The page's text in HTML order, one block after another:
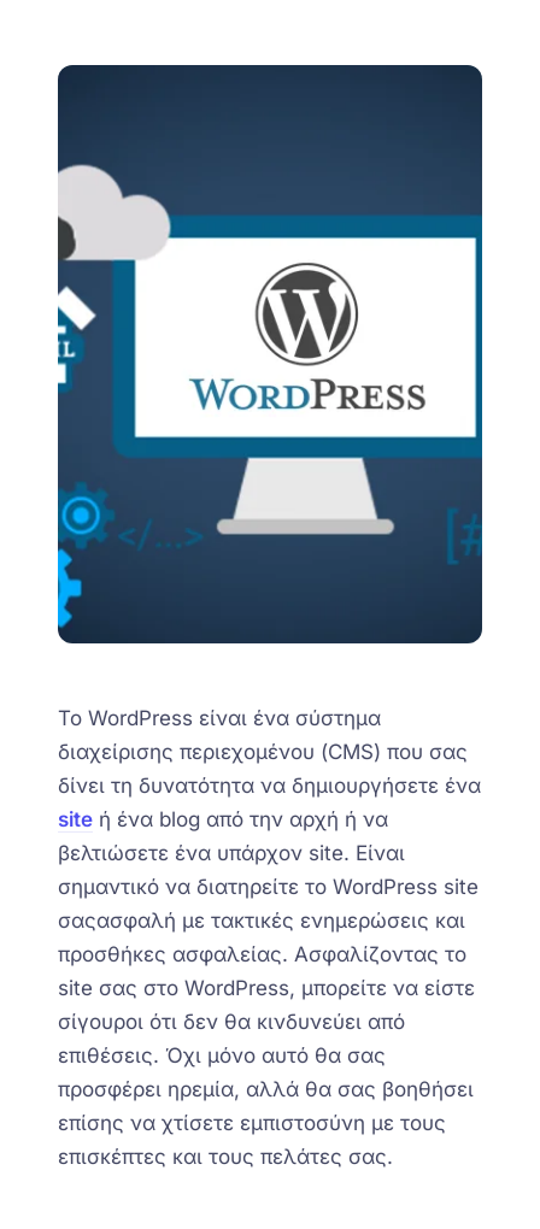
Zero-downtime · την κάνουμε εμείς
records + WHOIS + cert inspector
Το WordPress είναι ένα σύστημα
διαχείρισης περιεχομένου (CMS) που σας
δίνει τη δυνατότητα να δημιουργήσετε ένα
site ή ένα blog από την αρχή ή να
βελτιώσετε ένα υπάρχον site. Είναι
σημαντικό να διατηρείτε το WordPress site
σαςασφαλή με τακτικές ενημερώσεις και
προσθήκες ασφαλείας. Ασφαλίζοντας το
site σας στο WordPress, μπορείτε να είστε
σίγουροι ότι δεν θα κινδυνεύει από
επιθέσεις. Όχι μόνο αυτό θα σας
προσφέρει ηρεμία, αλλά θα σας βοηθήσει
επίσης να χτίσετε εμπιστοσύνη με τους
επισκέπτες και τους πελάτες σας.